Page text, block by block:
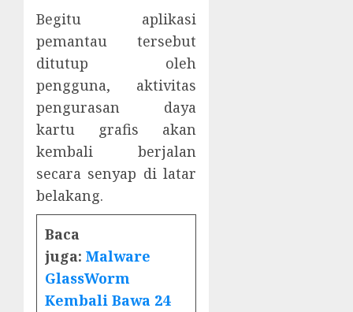
Begitu aplikasi
pemantau tersebut
ditutup oleh
pengguna, aktivitas
pengurasan daya
kartu grafis akan
kembali berjalan
secara senyap di latar
belakang.
Baca
juga: Malware
GlassWorm
Kembali Bawa 24